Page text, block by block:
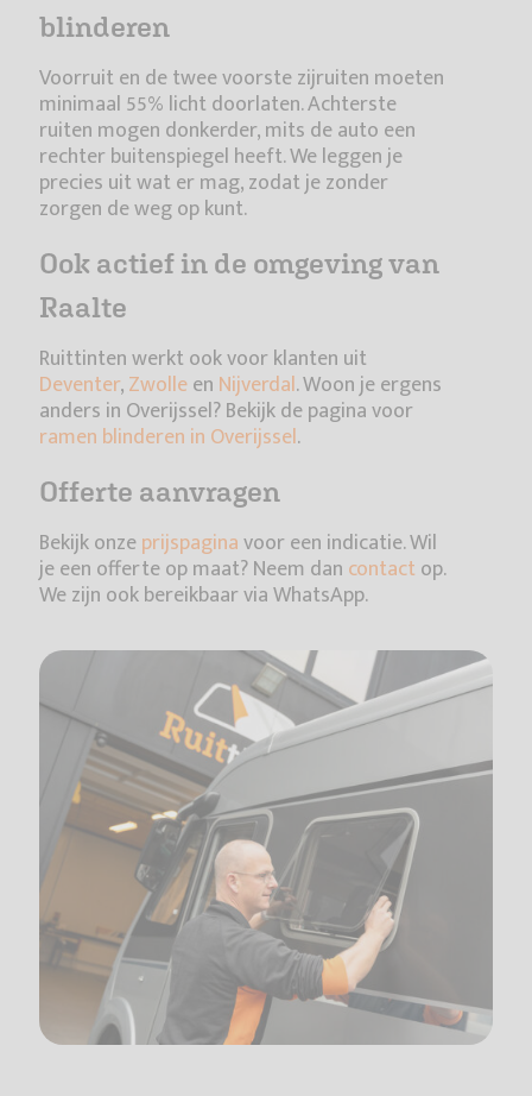
blinderen
Voorruit en de twee voorste zijruiten moeten
minimaal 55% licht doorlaten. Achterste
ruiten mogen donkerder, mits de auto een
rechter buitenspiegel heeft. We leggen je
precies uit wat er mag, zodat je zonder
zorgen de weg op kunt.
Ook actief in de omgeving van
Raalte
Ruittinten werkt ook voor klanten uit
Deventer,Zwolleen Nijverdal. Woon je ergens
anders in Overijssel? Bekijk de pagina voor
ramen blinderen in Overijssel.
Offerte aanvragen
Bekijk onzeprijspaginavoor een indicatie. Wil
je een offerte op maat? Neem dan contact op.
We zijn ook bereikbaar via WhatsApp.